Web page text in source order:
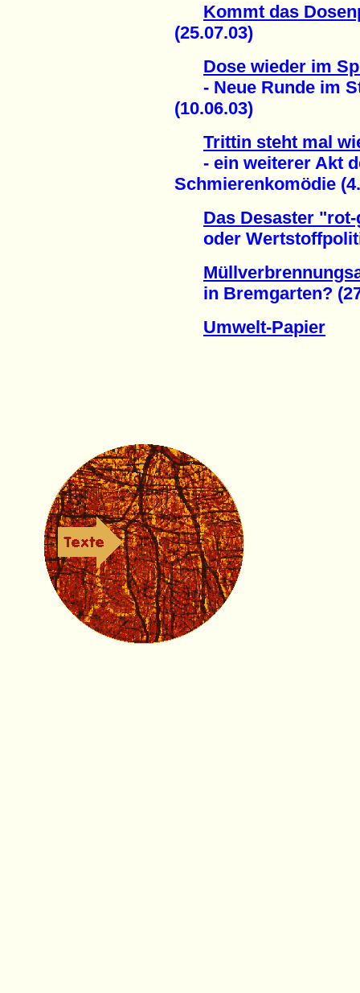
Kommt das
(25.07.03)
Dose wieder im
- Neue Runde im
(10.06.03)
Trittin steht mal
- ein weiterer Akt
Schmierenkomödie
Das Desaster
oder
in Bremgarten?
Umwelt-Papier